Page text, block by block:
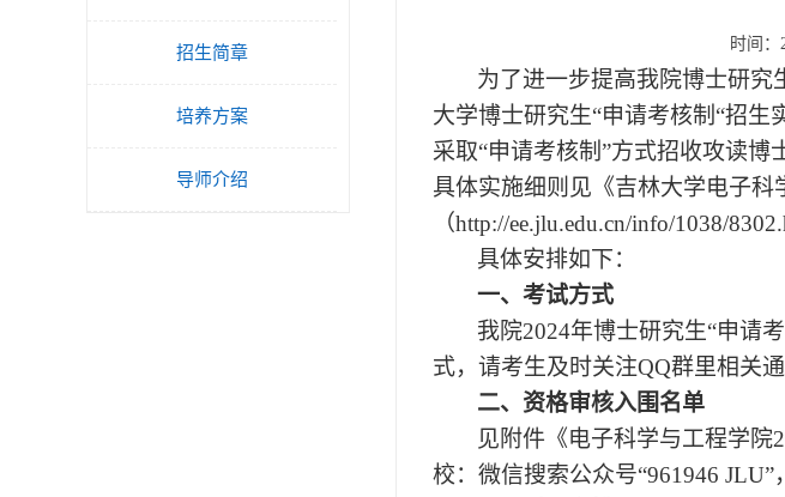
招生简章
培养方案
导师介绍
时间：
为了进一步提高我院博士研
大学博士研究生“申请考核制“招
采取“申请考核制”方式招收攻读博
具体实施细则见《吉林大学电子科
（http://ee.jlu.edu.cn/info/1038/
具体安排如下：
一、考试方式
我院2024年博士研究生“申请
式，请考生及时关注QQ群里相关
二、资格审核入围名单
见附件《电子科学与工程学院
校：微信搜索公众号“961946 JLU”